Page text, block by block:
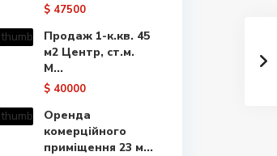
$ 47500
Продаж 1-к.кв. 45
м2 Центр, ст.м.
М...
$ 40000
Оренда
комерційного
приміщення 23 м...